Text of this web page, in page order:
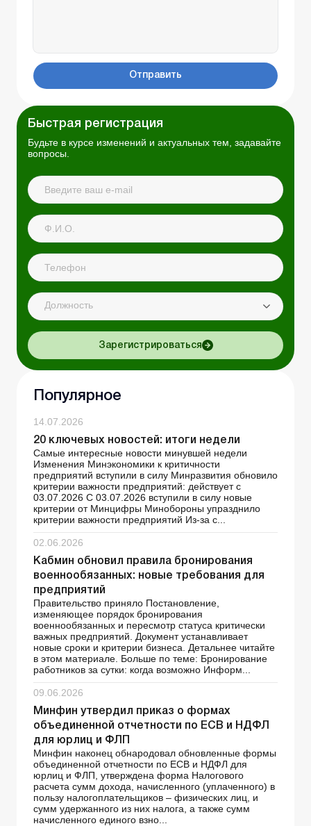
Отправить
Быстрая регистрация
Будьте в курсе изменений и актуальных тем, задавайте
вопросы.
Должность
Зарегистрироваться
Популярное
14.07.2026
20 ключевых новостей: итоги недели
Самые интересные новости минувшей недели
Изменения Минэкономики к критичности
предприятий вступили в силу Минразвития обновило
критерии важности предприятий: действует с
03.07.2026 С 03.07.2026 вступили в силу новые
критерии от Минцифры Минобороны упразднило
критерии важности предприятий Из-за с...
02.06.2026
Кабмин обновил правила бронирования
военнообязанных: новые требования для
предприятий
Правительство приняло Постановление,
изменяющее порядок бронирования
военнообязанных и пересмотр статуса критически
важных предприятий. Документ устанавливает
новые сроки и критерии бизнеса. Детальнее читайте
в этом материале. Больше по теме: Бронирование
работников за сутки: когда возможно Информ...
09.06.2026
Минфин утвердил приказ о формах
объединенной отчетности по ЕСВ и НДФЛ
для юрлиц и ФЛП
Минфин наконец обнародовал обновленные формы
объединенной отчетности по ЕСВ и НДФЛ для
юрлиц и ФЛП, утверждена форма Налогового
расчета сумм дохода, начисленного (уплаченного) в
пользу налогоплательщиков – физических лиц, и
сумм удержанного из них налога, а также сумм
начисленного единого взно...